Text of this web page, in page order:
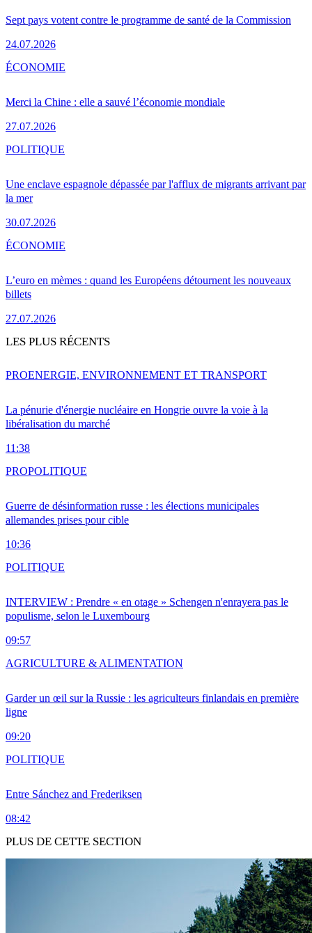
Sept pays votent contre le programme de santé de la Commission
24.07.2026
Merci la Chine : elle a sauvé l’économie mondiale
27.07.2026
ÉCONOMIE
Une enclave espagnole dépassée par l'afflux de migrants arrivant par
la mer
30.07.2026
POLITIQUE
L’euro en mèmes : quand les Européens détournent les nouveaux
billets
27.07.2026
ÉCONOMIE
LES PLUS RÉCENTS
La pénurie d'énergie nucléaire en Hongrie ouvre la voie à la
libéralisation du marché
11:38
PROENERGIE, ENVIRONNEMENT ET TRANSPORT
Guerre de désinformation russe : les élections municipales
allemandes prises pour cible
10:36
PROPOLITIQUE
INTERVIEW : Prendre « en otage » Schengen n'enrayera pas le
populisme, selon le Luxembourg
09:57
POLITIQUE
Garder un œil sur la Russie : les agriculteurs finlandais en première
ligne
09:20
AGRICULTURE & ALIMENTATION
Entre Sánchez and Frederiksen
08:42
POLITIQUE
PLUS DE CETTE SECTION